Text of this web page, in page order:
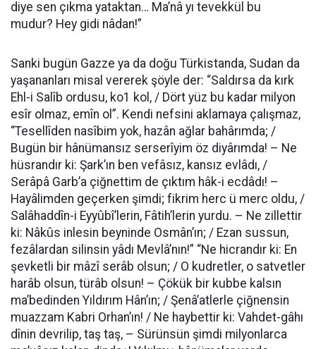
diye sen çıkma yataktan… Ma’nâ yı tevekkül bu
mudur? Hey gidi nâdan!”
Sanki bugün Gazze ya da doğu Türkistanda, Sudan da
yaşananları misal vererek şöyle der: “Saldırsa da kırk
Ehl-i Salîb ordusu, ko1 kol, / Dört yüz bu kadar milyon
esîr olmaz, emîn ol”. Kendi nefsini aklamaya çalışmaz,
“Tesellîden nasîbim yok, hazân ağlar bahârımda; /
Bugün bir hânümansız serserîyim öz diyârımda! – Ne
hüsrandır ki: Şark’ın ben vefâsız, kansız evlâdı, /
Serâpâ Garb’a çiğnettim de çıktım hâk-i ecdâdı! –
Hayâlimden geçerken şimdi; fikrim herc ü merc oldu, /
Salâhaddîn-i Eyyûbî’lerin, Fâtih’lerin yurdu. – Ne zillettir
ki: Nâkûs inlesin beyninde Osmân’ın; / Ezan sussun,
fezâlardan silinsin yâdı Mevlâ’nın!” “Ne hicrandır ki: En
şevketli bir mâzî serâb olsun; / O kudretler, o satvetler
harâb olsun, türâb olsun! – Çökük bir kubbe kalsın
ma’bedinden Yıldırım Hân’ın; / Şenâ’atlerle çiğnensin
muazzam Kabri Orhan’ın! / Ne haybettir ki: Vahdet-gâhı
dînin devrilip, taş taş, – Sürünsün şimdi milyonlarca